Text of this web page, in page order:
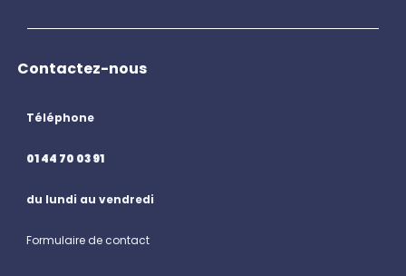
Contactez-nous
Téléphone
01 44 70 03 91
du lundi au vendredi
Formulaire de contact